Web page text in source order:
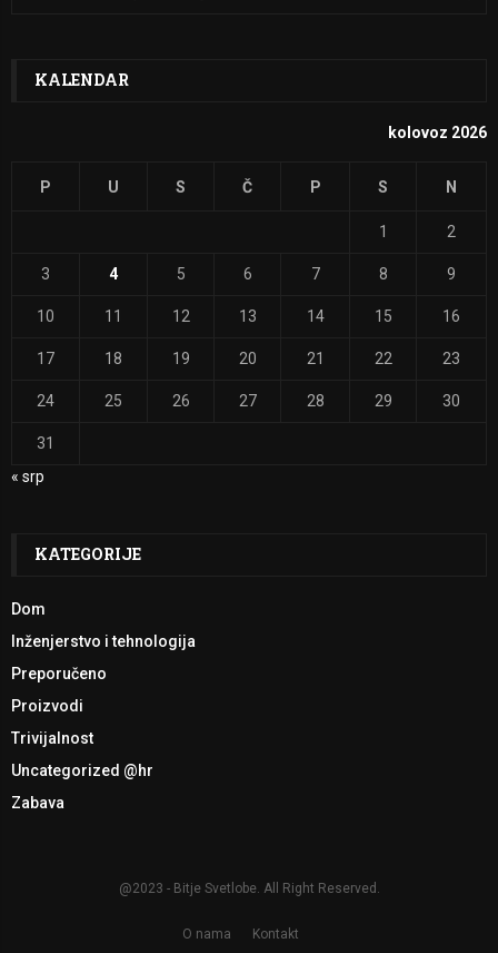
A
KALENDAR
kolovoz 2026
P U S Č P S N
1 2
3 4 5 6 7 8 9
10 11 12 13 14 15 16
17 18 19 20 21 22 23
24 25 26 27 28 29 30
31
« srp
KATEGORIJE
Dom
Inženjerstvo i tehnologija
Preporučeno
Proizvodi
Trivijalnost
Uncategorized @hr
Zabava
@2023 - Bitje Svetlobe. All Right Reserved.
O nama Kontakt